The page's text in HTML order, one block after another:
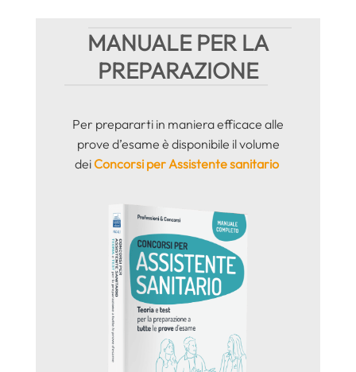
MANUALE PER LA
PREPARAZIONE
Per prepararti in maniera efficace alle
prove d’esame è disponibile il volume
deiConcorsi per Assistente sanitario